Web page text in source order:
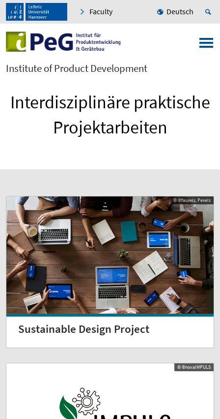
Faculty Deutsch
Institute of Product Development
Interdisziplinäre praktische
Projektarbeiten
© ©fauxels, Pexels
Sustainable Design Project
© ©novaIMPULS